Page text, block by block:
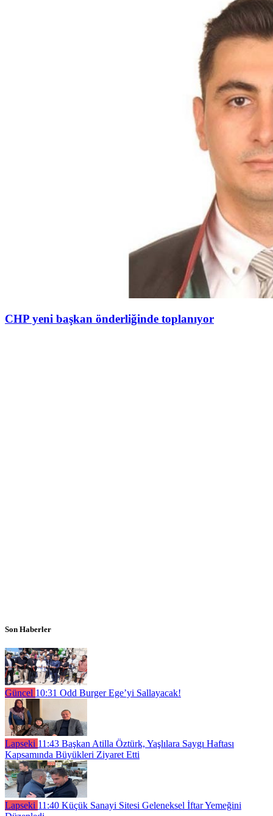
CHP yeni başkan önderliğinde toplanıyor
Son Haberler
Güncel 10:31 Odd Burger Ege’yi Sallayacak!
Lapseki 11:43 Başkan Atilla Öztürk, Yaşlılara Saygı Haftası
Kapsamında Büyükleri Ziyaret Etti
Lapseki 11:40 Küçük Sanayi Sitesi Geleneksel İftar Yemeğini